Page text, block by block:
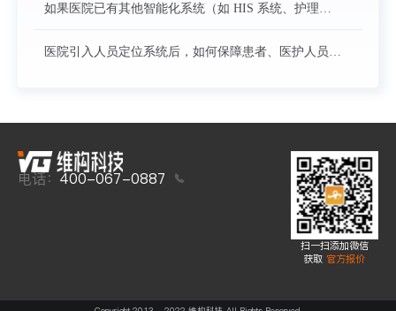
如果医院已有其他智能化系统（如 HIS 系统、护理系
医院引入人员定位系统后，如何保障患者、医护人员的
电话：400-067-0887
扫一扫添加微信
获取 官方报价